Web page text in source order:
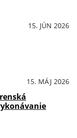
15. JÚN 2026
15. MÁJ 2026